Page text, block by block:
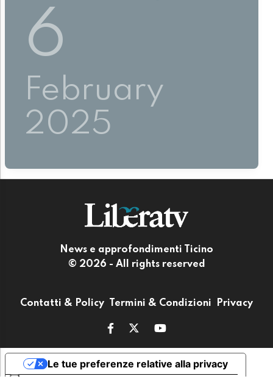
6
February
2025
News e approfondimenti Ticino
© 2026 - All rights reserved
Contatti & Policy Termini & Condizioni Privacy
Le tue preferenze relative alla privacy